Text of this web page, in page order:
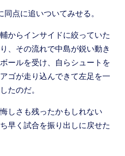
点に追いついてみせる。
からインサイドに絞っていた
、その流れで中島が鋭い動き
ールを受け、自らシュートを
ゴが走り込んできて左足を一
たのだ。
しさも残ったかもしれない
早く試合を振り出しに戻せた